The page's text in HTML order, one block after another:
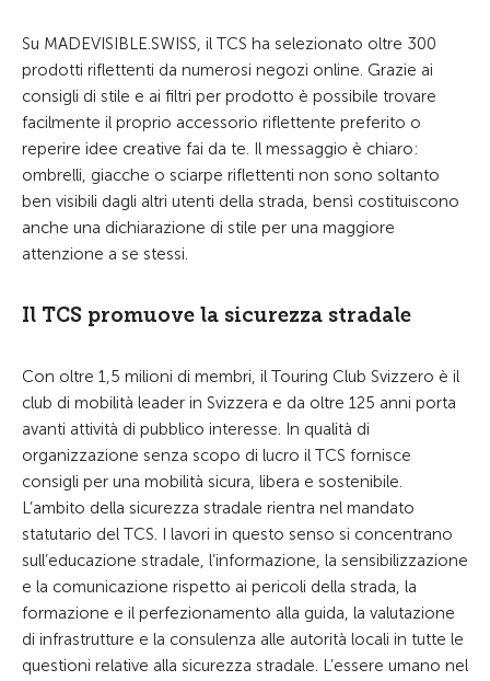
Su MADEVISIBLE.SWISS, il TCS ha selezionato oltre 300
prodotti riflettenti da numerosi negozi online. Grazie ai
consigli di stile e ai filtri per prodotto è possibile trovare
facilmente il proprio accessorio riflettente preferito o
reperire idee creative fai da te. Il messaggio è chiaro:
ombrelli, giacche o sciarpe riflettenti non sono soltanto
ben visibili dagli altri utenti della strada, bensì costituiscono
anche una dichiarazione di stile per una maggiore
attenzione a se stessi.
Il TCS promuove la sicurezza stradale
Con oltre 1,5 milioni di membri, il Touring Club Svizzero è il
club di mobilità leader in Svizzera e da oltre 125 anni porta
avanti attività di pubblico interesse. In qualità di
organizzazione senza scopo di lucro il TCS fornisce
consigli per una mobilità sicura, libera e sostenibile.
L’ambito della sicurezza stradale rientra nel mandato
statutario del TCS. I lavori in questo senso si concentrano
sull’educazione stradale, l’informazione, la sensibilizzazione
e la comunicazione rispetto ai pericoli della strada, la
formazione e il perfezionamento alla guida, la valutazione
di infrastrutture e la consulenza alle autorità locali in tutte le
questioni relative alla sicurezza stradale. L’essere umano nel